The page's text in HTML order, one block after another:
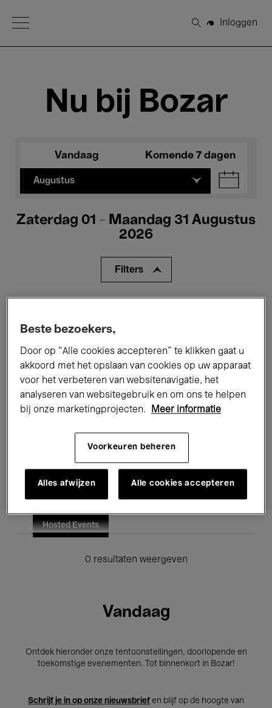
Open Menu
Zoeken
Inloggen
Nu bij Bozar
Vandaag Komende 7 dagen
Augustus
Zaterdag 01 - Maandag 31 Augustus
2026
Filters
Performances Lezingen & Debatten
Jazz Klassieke Muziek Global Music
Voor iedereen Kids’ Palace
Onderwijs Rondleidingen
Hosted Events
0 resultaten weergeven
Vandaag
Ontdek hieronder onze tentoonstellingen, doorlopende en
toekomstige evenementen. Tot binnenkort in Bozar!
Schrijf je in op onze nieuwsbrief en blijf op de hoogte van
Beste bezoekers,
Door op “Alle cookies accepteren” te klikken gaat u
akkoord met het opslaan van cookies op uw apparaat
voor het verbeteren van websitenavigatie, het
analyseren van websitegebruik en om ons te helpen
bij onze marketingprojecten.
Meer informatie
Voorkeuren beheren
Alles afwijzen Alle cookies accepteren